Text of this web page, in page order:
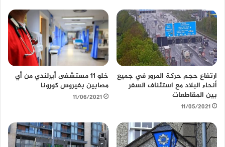
ارتفاع حجم حركة المرور في جميع
أنحاء البلاد مع استئناف السفر
بين المقاطعات
11/05/2021
خلو 11 مستشفى أيرلندي من أي
مصابين بفيروس كورونا
11/06/2021